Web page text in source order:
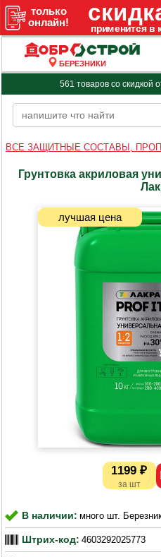
БЕРЕЗНИКИ
561 товаров со скидкой
ВСЕ ЗАЩИТНЫЕ СОСТАВЫ,
Грунтовка акриловая
1199 ₽
В наличии: много шт.
Штрих-код: 4603292025773